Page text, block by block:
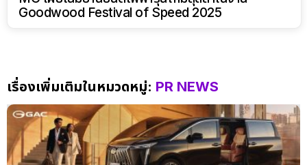
Goodwood Festival of Speed 2025
เรื่องเพิ่มเติมในหมวดหมู่: PR NEWS